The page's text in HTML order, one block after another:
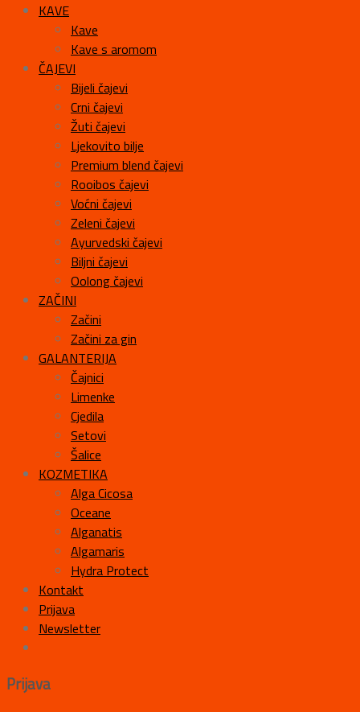
KAVE
Kave
Kave s aromom
ČAJEVI
Bijeli čajevi
Crni čajevi
Žuti čajevi
Ljekovito bilje
Premium blend čajevi
Rooibos čajevi
Voćni čajevi
Zeleni čajevi
Ayurvedski čajevi
Biljni čajevi
Oolong čajevi
ZAČINI
Začini
Začini za gin
GALANTERIJA
Čajnici
Limenke
Cjedila
Setovi
Šalice
KOZMETIKA
Alga Cicosa
Oceane
Alganatis
Algamaris
Hydra Protect
Kontakt
Prijava
Newsletter
Prijava